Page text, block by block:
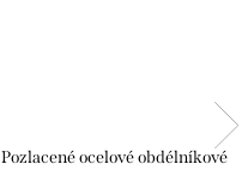
Pozlacené ocelové obdélníkové